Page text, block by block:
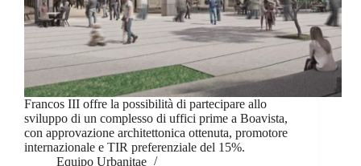
Francos III offre la possibilità di partecipare allo
sviluppo di un complesso di uffici prime a Boavista,
con approvazione architettonica ottenuta, promotore
internazionale e TIR preferenziale del 15%.
Equipo Urbanitae